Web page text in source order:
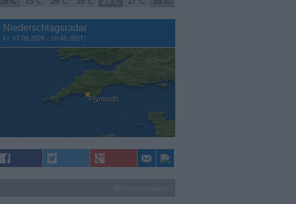
Niederschlagsradar
Fr. 07.08.2026 - 10:45 (BST)
Plymouth